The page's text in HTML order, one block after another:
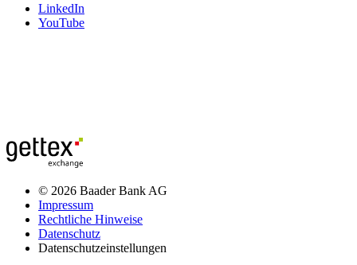
LinkedIn
YouTube
© 2026 Baader Bank AG
Impressum
Rechtliche Hinweise
Datenschutz
Datenschutzeinstellungen